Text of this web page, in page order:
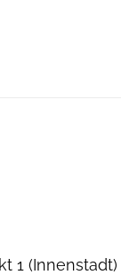
1 (Innenstadt)